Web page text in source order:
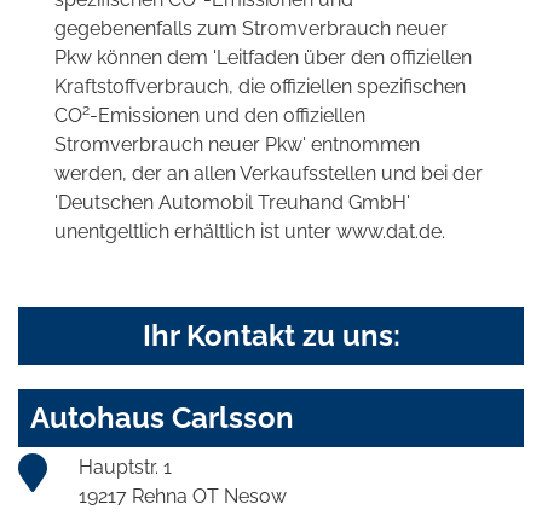
gegebenenfalls zum Stromverbrauch neuer
Pkw können dem 'Leitfaden über den offiziellen
Kraftstoffverbrauch, die offiziellen spezifischen
CO2-Emissionen und den offiziellen
Stromverbrauch neuer Pkw' entnommen
werden, der an allen Verkaufsstellen und bei der
'Deutschen Automobil Treuhand GmbH'
unentgeltlich erhältlich ist unter www.dat.de.
Ihr Kontakt zu uns:
Autohaus Carlsson
Hauptstr. 1
19217 Rehna OT Nesow